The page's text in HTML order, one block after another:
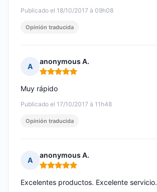
Publicado el 18/10/2017 à 09h08
Opinión traducida
A
anonymous A.
Nota: 5 de 5
Publicado el 17/10/2017 à 11h48
Muy rápido
Opinión traducida
A
anonymous A.
Nota: 5 de 5
Excelentes productos. Excelente servicio.